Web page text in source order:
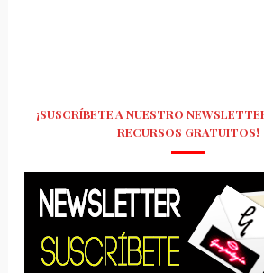
¡SUSCRÍBETE A NUESTRO
RECURSOS GRATUITOS!